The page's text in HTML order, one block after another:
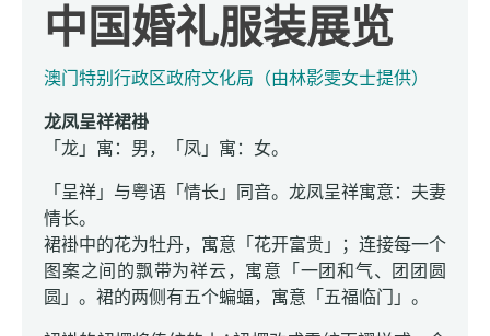
中国婚礼服装展览
澳门特别行政区政府文化局（由林影雯女士提供）
龙凤呈祥裙褂
「龙」寓：男，「凤」寓：女。
「呈祥」与粤语「情长」同音。龙凤呈祥寓意：夫妻
情长。
裙褂中的花为牡丹，寓意「花开富贵」；连接每一个
图案之间的飘带为祥云，寓意「一团和气、团团圆
圆」。裙的两侧有五个蝙蝠，寓意「五福临门」。